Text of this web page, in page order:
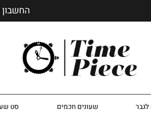
שעונים חכמים סט